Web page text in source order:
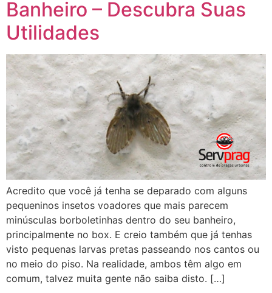
Banheiro – Descubra Suas
Utilidades
Acredito que você já tenha se deparado com alguns
pequeninos insetos voadores que mais parecem
minúsculas borboletinhas dentro do seu banheiro,
principalmente no box. E creio também que já tenhas
visto pequenas larvas pretas passeando nos cantos ou
no meio do piso. Na realidade, ambos têm algo em
comum, talvez muita gente não saiba disto. […]